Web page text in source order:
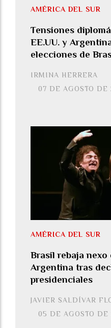
Tensiones
EE.UU. y
elecciones de
IRMINA HERRERA
AMÉRICA DEL SUR
07 DE AGOSTO DE
Brasil rebaja
Argentina tras
presidenciales
JAVIER SALDÍVAR
AMÉRICA DEL SUR
05 DE AGOSTO DE